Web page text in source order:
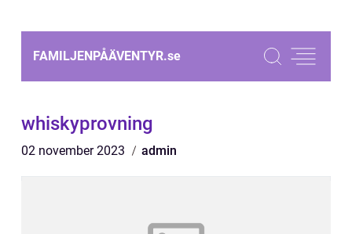
FAMILJENPÅÄVENTYR.se
whiskyprovning
02 november 2023 admin